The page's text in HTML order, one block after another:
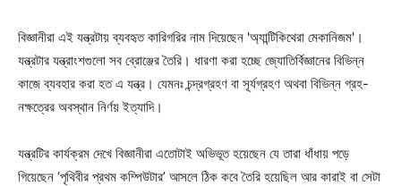
বিজ্ঞানীরা এই যন্ত্রটায় ব্যবহৃত কারিগরির নাম দিয়েছেন 'অ্যান্টিকিথেরা মেকানিজম'।
যন্ত্রটার যন্ত্রাংশগুলো সব ব্রোঞ্জের তৈরি। ধারণা করা হচ্ছে জ্যোতির্বিজ্ঞানের বিভিন্ন
কাজে ব্যবহার করা হত এ যন্ত্র। যেমনঃ চন্দ্রগ্রহণ বা সূর্যগ্রহণ অথবা বিভিন্ন গ্রহ-
নক্ষত্রের অবস্থান নির্ণয় ইত্যাদি।
যন্ত্রটির কার্যক্রম দেখে বিজ্ঞানীরা এতোটাই অভিভূত হয়েছেন যে তারা ধাঁধায় পড়ে
গিয়েছেন ‘পৃথিবীর প্রথম কম্পিউটার’ আসলে ঠিক কবে তৈরি হয়েছিল আর কারাই বা সেটা